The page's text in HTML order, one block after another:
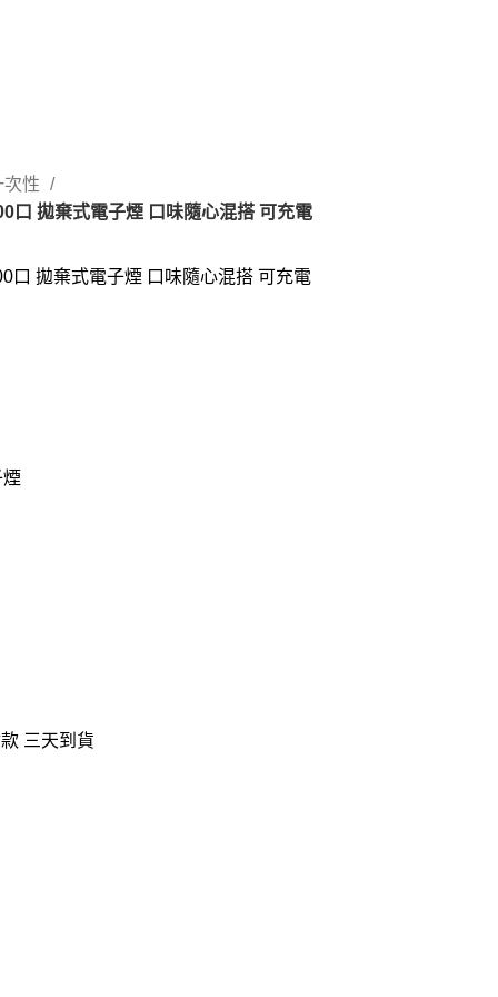
性
口 拋棄式電子煙 口味隨心混搭 可充電
口 拋棄式電子煙 口味隨心混搭 可充電
三天到貨